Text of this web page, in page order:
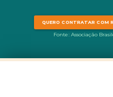
QUERO CONTRATAR COM
Fonte: Associação